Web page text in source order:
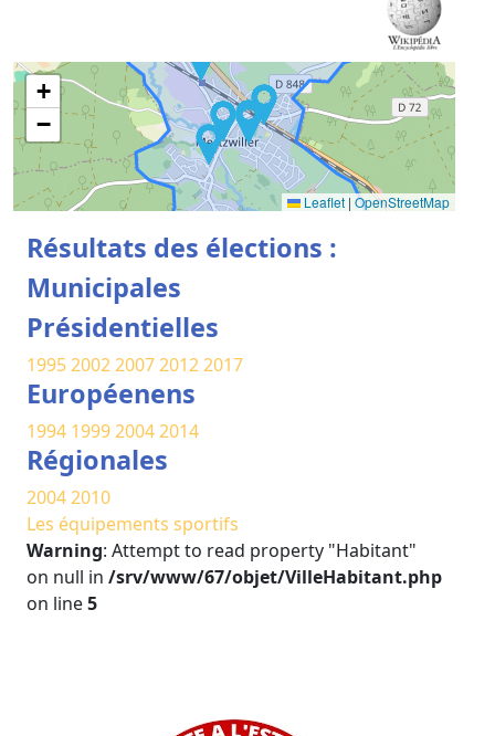
+
−
Leaflet | OpenStreetMap
Résultats des élections :
Municipales
Présidentielles
19952002200720122017
Européenens
1994 199920042014
Régionales
20042010
Les équipements sportifs
Warning: Attempt to read property "Habitant"
on null in /srv/www/67/objet/VilleHabitant.php
on line5